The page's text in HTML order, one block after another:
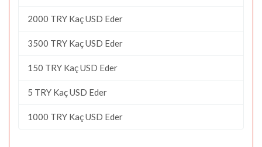
2000 TRY Kaç USD Eder
3500 TRY Kaç USD Eder
150 TRY Kaç USD Eder
5 TRY Kaç USD Eder
1000 TRY Kaç USD Eder